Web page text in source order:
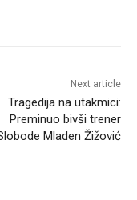
Next article
Tragedija na utakmici:
Preminuo bivši trener
Mladen Žižović